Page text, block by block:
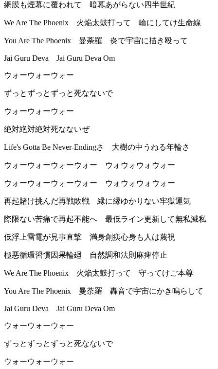
網膜も煙幕に覆われて 暗幕あがらない四半世紀
We Are The Phoenix 火焔太鼓打って 輪にしてけ生命線
You Are The Phoenix 曼荼羅 炎で宇宙に描き殴って
Jai Guru Deva Jai Guru Deva Om
ウォーウォーウォー
ずっとずっとずっと死なないで
ウォーウォーウォー
絶対絶対絶対死なないぜ
Life's Gotta Be Never-Endingさ 大樹の中うねる年輪さ
ウォーウォーウォーウォー ウォウォウォウォー
ウォーウォーウォーウォー ウォウォウォウォー
再起賭け挑んだ再戦敗戦 縁に縁ゆかりない牢獄運気
際限ない苦痛で再起不能へ 最低ライン更新して無私滅私
低浮上雷電が見事直撃 満身創痍心身も人は蔑視
極悪循環習慣因果輪廻 自然調和法則麻痺停止
We Are The Phoenix 火焔太鼓打って 守ってけご本尊
You Are The Phoenix 曼荼羅 轟音で宇宙にかき鳴らして
Jai Guru Deva Jai Guru Deva Om
ウォーウォーウォー
ずっとずっとずっと死なないで
ウォーウォーウォー